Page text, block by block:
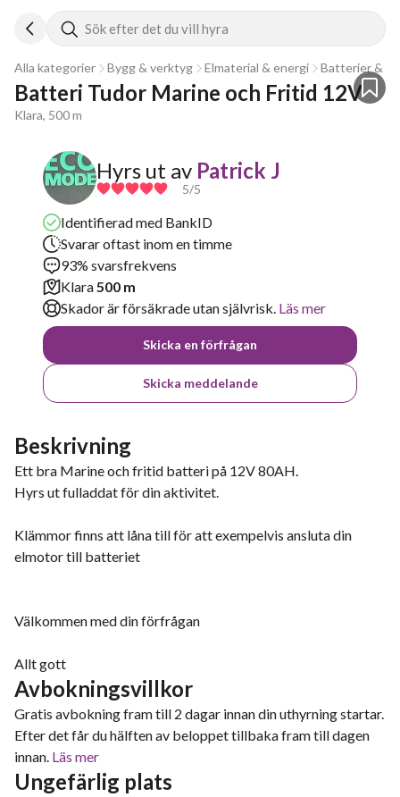
Sök efter det du vill hyra
Alla kategorier Bygg & verktyg Elmaterial & energi Batterier &
Batteri Tudor Marine och Fritid 12V
Klara, 500 m
Hyrs ut av Patrick J
5/5
Identifierad med BankID
Svarar oftast inom en timme
93% svarsfrekvens
Klara500 m
Skador är försäkrade utan självrisk. Läs mer
Skicka en förfrågan
Skicka meddelande
Beskrivning
Ett bra Marine och fritid batteri på 12V 80AH.
Hyrs ut fulladdat för din aktivitet.
Klämmor finns att låna till för att exempelvis ansluta din
elmotor till batteriet
Välkommen med din förfrågan
Allt gott
Avbokningsvillkor
Gratis avbokning fram till 2 dagar innan din uthyrning startar.
Efter det får du hälften av beloppet tillbaka fram till dagen
innan. Läs mer
Ungefärlig plats